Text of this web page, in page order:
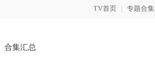
TV首页 专题合集
合集汇总